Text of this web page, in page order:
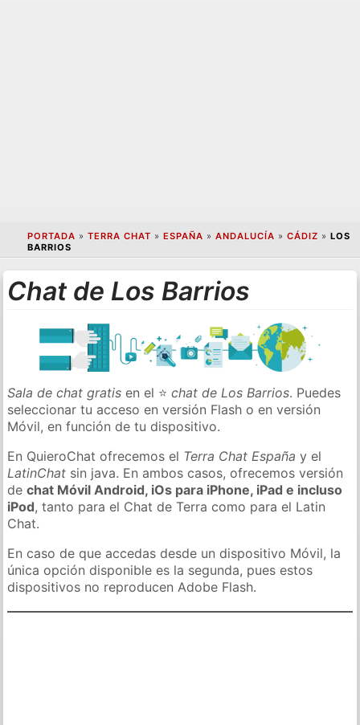
PORTADA » TERRA CHAT » ESPAÑA » ANDALUCÍA » CÁDIZ » LOS
BARRIOS
Chat de Los Barrios
Sala de chat gratis en el ⭐chat de Los Barrios. Puedes
seleccionar tu acceso en versión Flash o en versión
Móvil, en función de tu dispositivo.
En QuieroChat ofrecemos el Terra Chat España y el
LatinChat sin java. En ambos casos, ofrecemos versión
dechat Móvil Android, iOs para iPhone, iPad e incluso
iPod, tanto para el Chat de Terra como para el Latin
Chat.
En caso de que accedas desde un dispositivo Móvil, la
única opción disponible es la segunda, pues estos
dispositivos no reproducen Adobe Flash.